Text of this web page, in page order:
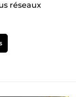
réseaux